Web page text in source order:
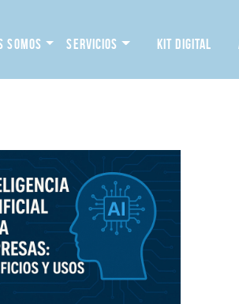
SOMOS SERVICIOS KIT DIGITAL